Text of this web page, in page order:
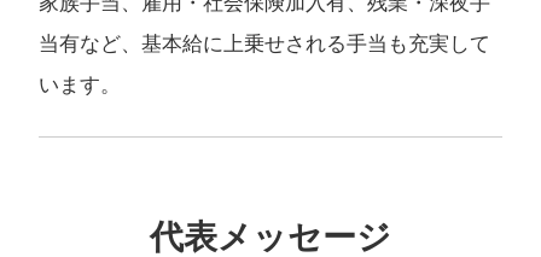
当有など、基本給に上乗せされる手当も充実して
います。
代表メッセージ